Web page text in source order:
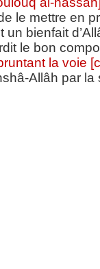
le mettre en
bienfait
le bon
la voie
Allâh par la